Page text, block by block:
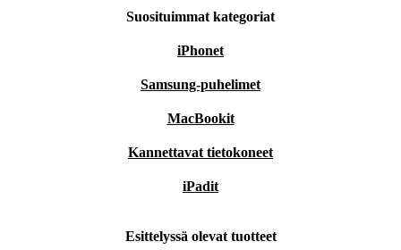
Suosituimmat kategoriat
iPhonet
Samsung-puhelimet
MacBookit
Kannettavat tietokoneet
iPadit
Esittelyssä olevat tuotteet